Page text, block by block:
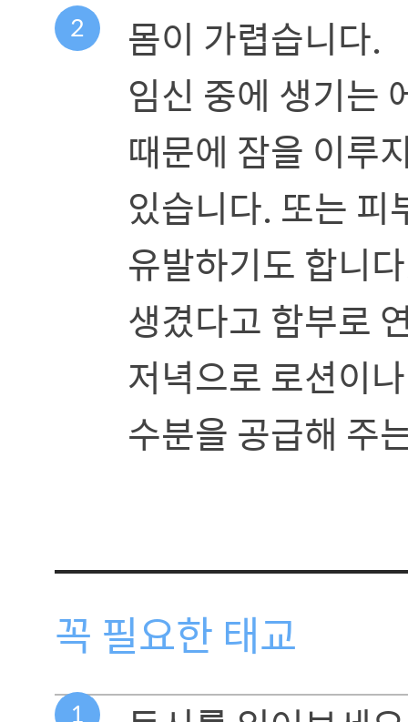
2
몸이 가렵습니다.
임신 중에 생기는
때문에 잠을 이루
있습니다. 또는
유발하기도 합니
생겼다고 함부로
저녁으로 로션이
수분을 공급해 주
꼭 필요한 태교
1